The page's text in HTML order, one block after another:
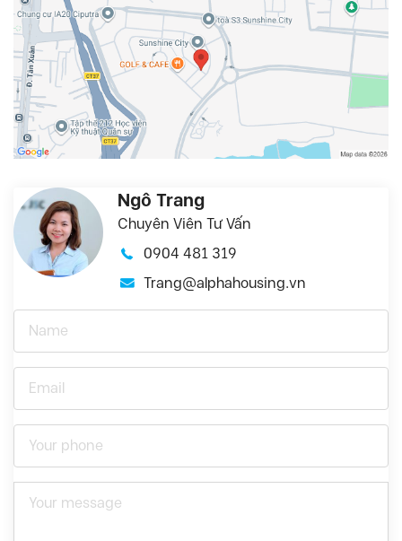
Ngô Trang
Chuyên Viên Tư Vấn
0904 481 319
Trang@alphahousing.vn